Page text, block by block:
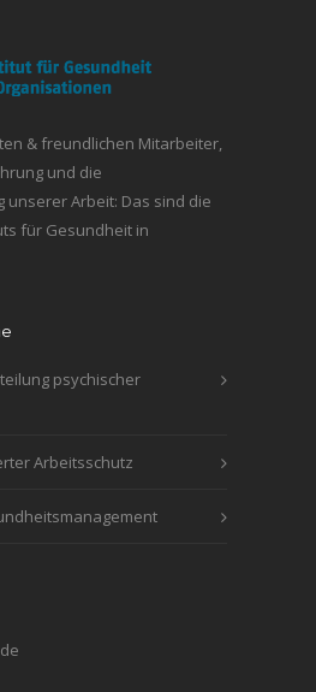
& freundlichen Mitarbeiter,
und die
unserer Arbeit: Das sind die
für Gesundheit in
psychischer
Arbeitsschutz